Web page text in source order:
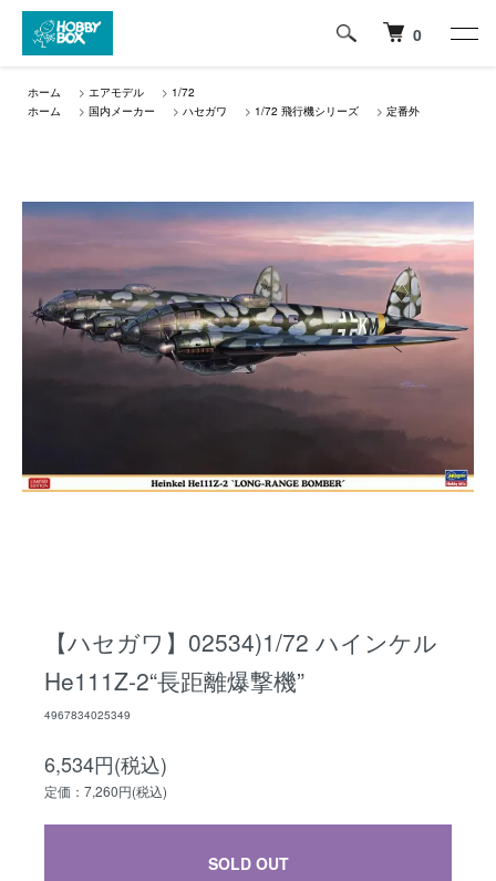
0
ホーム > エアモデル > 1/72
ホーム
> 国内メーカー > ハセガワ > 1/72 飛行機シリーズ > 定番外
【ハセガワ】02534)1/72 ハインケル
He111Z-2“長距離爆撃機”
4967834025349
6,534円(税込)
定価：7,260円(税込)
SOLD OUT